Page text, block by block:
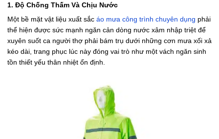
1. Độ Chống Thấm Và Chịu Nước
Một bề mặt vật liệu xuất sắc áo mưa công trình chuyên dụng phải
thể hiện được sức mạnh ngăn cản dòng nước xâm nhập triệt để
xuyên suốt ca người thợ phải bám trụ dưới những cơn mưa xối xả
kéo dài, trang phục lúc này đóng vai trò như một vách ngăn sinh
tồn thiết yếu thân nhiệt ổn định.